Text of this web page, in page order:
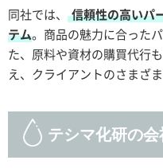
同社では、
信頼性の高いパ
テム。商品の魅力に合った
た、原料や資材の購買代行
え、クライアントのさまざ
テシマ化研の会